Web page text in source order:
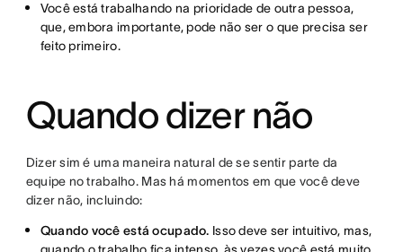
Você está trabalhando na prioridade de outra pessoa,
que, embora importante, pode não ser o que precisa ser
feito primeiro.
Quando dizer não
Dizer sim é uma maneira natural de se sentir parte da
equipe no trabalho. Mas há momentos em que você deve
dizer não, incluindo:
Quando você está ocupado. Isso deve ser intuitivo, mas,